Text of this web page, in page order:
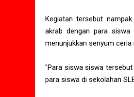
Kegiatan tersebut
akrab dengan para
menunjukkan senyum
"Para siswa siswa
para siswa di sekolahan